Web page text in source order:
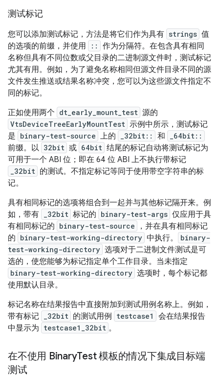
测试标记
您可以添加测试标记，方法是将它们作为具有 strings 值
的选项的前缀，并使用
::
作为分隔符。在包含具有相同
名称但具有不同位数或父目录的二进制源文件时，测试标记
尤其有用。例如，为了避免名称相同但源文件目录不同的源
文件发生推送或结果名称冲突，您可以为这些源文件指定不
同的标记。
正如使用两个 dt_early_mount_test 源的
VtsDeviceTreeEarlyMountTest 示例中所示，测试标记
是 binary-test-source 上的 _32bit:: 和 _64bit::
前缀。以 32bit 或 64bit 结尾的标记自动将测试标记为
可用于一个 ABI 位；即在 64 位 ABI 上不执行带标记
_32bit 的测试。不指定标记等同于使用带空字符串的标
记。
具有相同标记的选项将组合到一起并与其他标记隔开来。例
如，带有
_32bit 标记的 binary-test-args 仅应用于具
有相同标记的 binary-test-source
，并在具有相同标记
的 binary-test-working-directory 中执行。
binary-
test-working-directory 选项对于二进制文件测试是可
选的，使您能够为标记指定单个工作目录。当未指定
binary-test-working-directory 选项时，每个标记都
使用默认目录。
标记名称在结果报告中直接附加到测试用例名称上。例如，
带有标记
_32bit 的测试用例 testcase1
会在结果报告
中显示为 testcase1_32bit 。
在不使用 BinaryTest 模板的情况下集成目标端
测试